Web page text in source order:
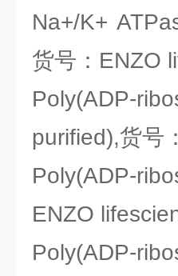
Na+/K+
货号：ENZO
Poly(ADP-
purified),货号
Poly(ADP-
ENZO
Poly(ADP-